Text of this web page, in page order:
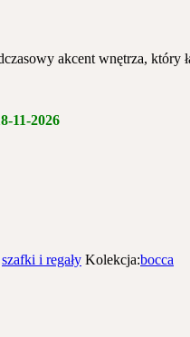
akcent wnętrza, który
11-2026
szafki i regały Kolekcja:bocca